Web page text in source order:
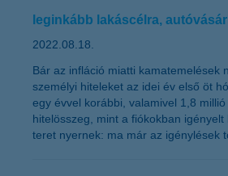
leginkább lakáscélra,
2022.08.18.
Bár az infláció miatti kamatemelések
személyi hiteleket az idei év első öt
egy évvel korábbi, valamivel 1,8
hitelösszeg, mint a fiókokban
teret nyernek: ma már az igénylések